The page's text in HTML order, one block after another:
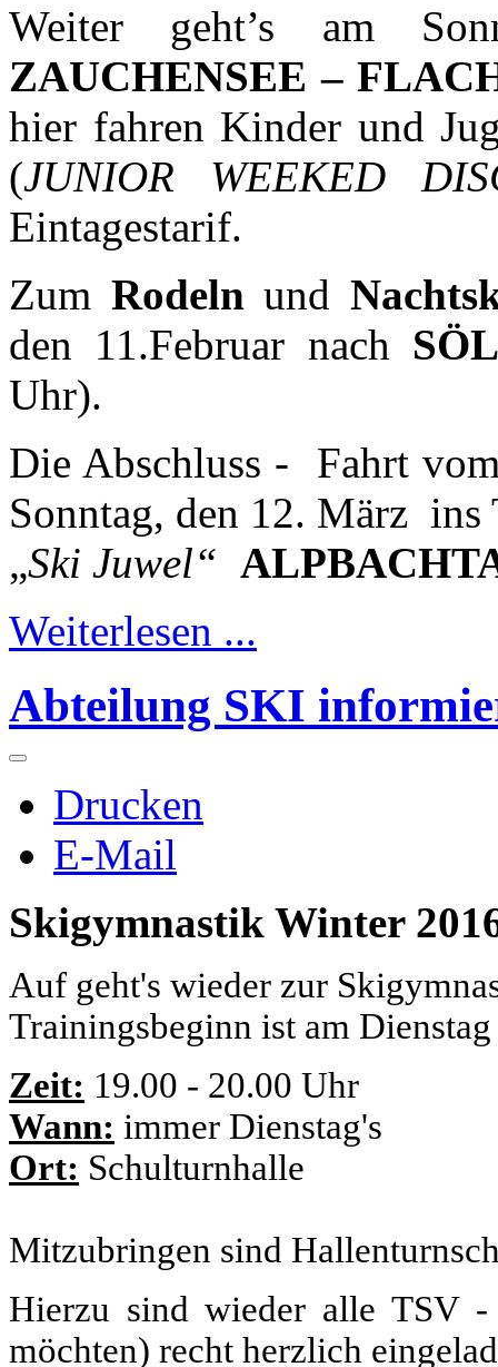
Weiter geht’s am
ZAUCHENSEE –
hier fahren Kinder und
(JUNIOR WEEKED
Eintagestarif.
Zum Rodelnund
den 11.Februar nach
Uhr).
Die Abschluss - Fahrt
Sonntag, den 12. März
„Ski Juwel“
Weiterlesen ...
Abteilung SKI
Drucken
E-Mail
Skigymnastik Winter
Auf geht's wieder zur
Trainingsbeginn ist am
Zeit: 19.00 - 20.00 Uhr
Wann: immer Dienstag's
Ort: Schulturnhalle
Mitzubringen sind
Hierzu sind wieder alle TSV
möchten) recht herzlich